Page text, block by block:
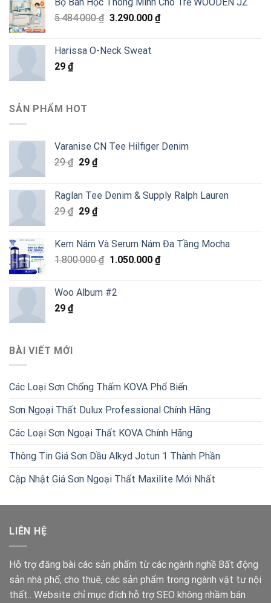
5.484.000₫ Giá
5.484.000 ₫.
3.290.000 ₫Giá
Harissa O-Neck Sweat
29 ₫
SẢN PHẨM HOT
Varanise CN Tee Hilfiger Denim
29₫ Giá
29 ₫.
29 ₫Giá
là:
29 ₫.
Raglan Tee Denim & Supply Ralph Lauren
29₫ Giá
29 ₫.
29 ₫Giá
là:
29 ₫.
Kem Nám Và Serum Nám Đa Tầng Mocha
1.800.000₫ Giá
1.800.000 ₫.
1.050.000 ₫Giá
Woo Album #2
29 ₫
BÀI VIẾT MỚI
Các Loại Sơn Chống Thấm KOVA Phổ Biến
Sơn Ngoại Thất Dulux Professional Chính Hãng
Các Loại Sơn Ngoại Thất KOVA Chính Hãng
Thông Tin Giá Sơn Dầu Alkyd Jotun 1 Thành Phần
Cập Nhật Giá Sơn Ngoại Thất Maxilite Mới Nhất
LIÊN HỆ
Hỗ trợ đăng bài các sản phẩm từ các ngành nghề Bất động
sản nhà phố, cho thuê, các sản phẩm trong ngành vật tư nội
thất.. Website chỉ mục đích hỗ trợ SEO không nhầm bán